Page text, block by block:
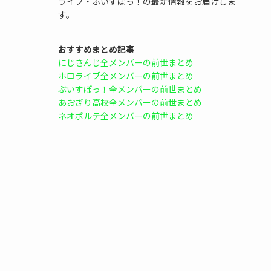
す。
おすすめまとめ記事
にじさんじ全メンバーの前世まとめ
ホロライブ全メンバーの前世まとめ
ぶいすぽっ！全メンバーの前世まとめ
あおぎり高校全メンバーの前世まとめ
ネオポルテ全メンバーの前世まとめ